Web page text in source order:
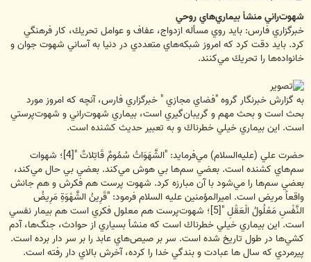
ت
شهوت‌راني منشأ بيماري‌هاي روحي
خبرگزاري فارس: بايد روي مسأله ازدواج، عفاف و عوامل تحريك، كار فرهنگي
كرد. بايد دقت كرد كه امروز شبكه‌هاي متعددي در دنيا به آساني شهوت جوان و
خانواده‌ها را تحريك مي‌كنند.
به گزارش خبرنگار گروه "فضاي مجازي " خبرگزاري فارس، آنچه كه امروز مورد
بحث است و بحث مهم و گريبان‌گيري است، بيماري شهوت‌راني و شهوت‌پرستي
است. اين بيماري خيلي خطرناك و به تعبير حديث كشنده است.
حضرت علي (عليه‌السلام) مي‌فرمايد: "الشَّهَوَاتُ سُمُومٌ قَاتِلاتٌ "[4]؛ شهوات
سم‌هاي كشنده است. بعضي سم‌ها بي هوش مي‌كند. بعضي بي حال مي‌كند،
بعضي سم‌ها را مي‌شود با آن مبارزه كرد. شهوت پرست هم فكرش و هم جانش
واقعاً مريض است. اميرالمؤمنين عليه السلام فرمود: "قَرِينُ الشَّهْوَةِ مَرِيضُ
النَّفْسِ مَعْلُولُ الْعَقْلِ "[5]؛ شهوت‌پرست هم معلول فكري است هم بيمار نفسي
است. اين بيماري خيلي خطرناك است كه منشأ بسياري از حوادث، جنگ‌ها، آدم
كشي‌ها در طول تاريخ شده است. سر بر صيص‌هاي عابد را بر سر دار برده است.
پيرمردي كه سال ها عبادت و بندگي خدا را كرده، آخرش بالاي دار رفته است.